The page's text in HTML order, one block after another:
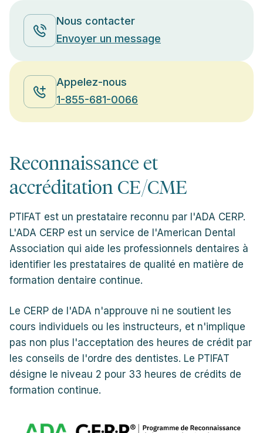
Nous contacter
Envoyer un message
Appelez-nous
1-855-681-0066
Reconnaissance et
accréditation CE/CME
PTIFAT est un prestataire reconnu par l'ADA CERP.
L'ADA CERP est un service de l'American Dental
Association qui aide les professionnels dentaires à
identifier les prestataires de qualité en matière de
formation dentaire continue.
Le CERP de l'ADA n'approuve ni ne soutient les
cours individuels ou les instructeurs, et n'implique
pas non plus l'acceptation des heures de crédit par
les conseils de l'ordre des dentistes. Le PTIFAT
désigne le niveau 2 pour 33 heures de crédits de
formation continue.